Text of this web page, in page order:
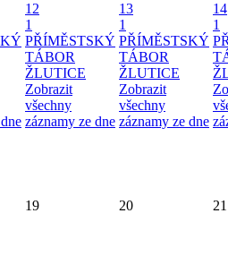
12
1
PŘÍMĚSTSKÝ
TÁBOR
ŽLUTICE
Zobrazit
všechny
záznamy ze dne
13
1
PŘÍMĚSTSKÝ
TÁBOR
ŽLUTICE
Zobrazit
všechny
záznamy ze dne
14
1
19 20 21